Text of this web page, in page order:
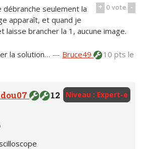
+ 0vote -
débranche seulement la
apparaît, et quand je
laisse brancher la 1, aucune image.
la solution… — Bruce49 10 ptsle
Niveau : Expert-e
12